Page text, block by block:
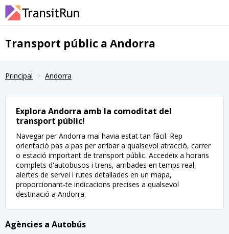
Transport públic a Andorra
Principal Andorra
Explora Andorra amb la comoditat del
transport públic!
Navegar per Andorra mai havia estat tan fàcil. Rep
orientació pas a pas per arribar a qualsevol atracció, carrer
o estació important de transport públic. Accedeix a horaris
complets d'autobusos i trens, arribades en temps real,
alertes de servei i rutes detallades en un mapa,
proporcionant-te indicacions precises a qualsevol
destinació a Andorra.
Agències a Autobús